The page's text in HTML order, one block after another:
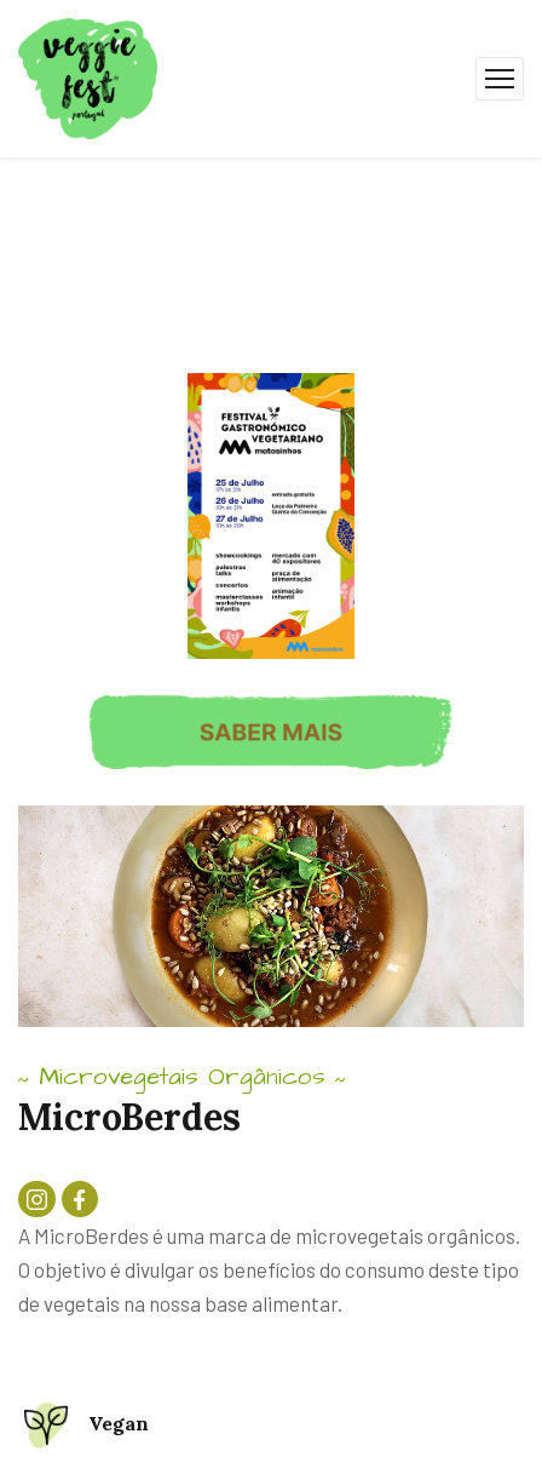
~ Microvegetais Orgânicos ~
MicroBerdes
A MicroBerdes é uma marca de microvegetais orgânicos.
O objetivo é divulgar os benefícios do consumo deste tipo
de vegetais na nossa base alimentar.
Vegan